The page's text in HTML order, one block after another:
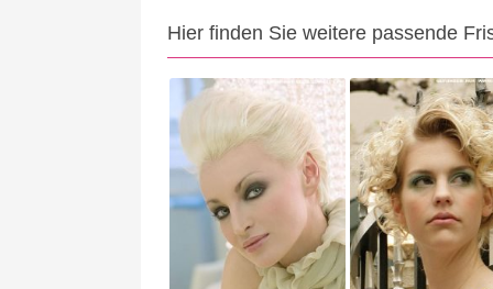
Hier finden Sie weitere passende